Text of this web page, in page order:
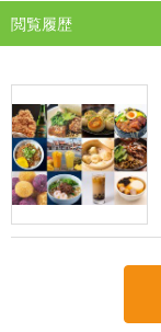
閲覧履歴